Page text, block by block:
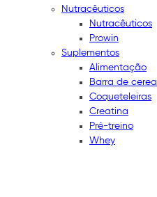
Nutracêuticos
Nutracêuticos
Prowin
Suplementos
Alimentação
Barra de cereal
Coqueteleiras
Creatina
Pré-treino
Whey